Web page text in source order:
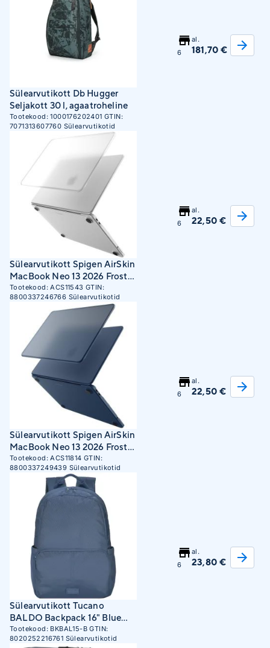
Sülearvutikott Db Hugger
Seljakott 30 l, agaatroheline
Tootekood:1000176202401 GTIN:
7071313607760 Sülearvutikotid
6
al.
181,70 €
Sülearvutikott Spigen AirSkin
MacBook Neo 13 2026 Frost
Clear Hard Shell Case
Tootekood:ACS11543 GTIN:
8800337246766 Sülearvutikotid
6
al.
22,50 €
Sülearvutikott Spigen AirSkin
MacBook Neo 13 2026 Frost
Indigo
Tootekood:ACS11814 GTIN:
8800337249439 Sülearvutikotid
6
al.
22,50 €
Sülearvutikott Tucano
BALDO Backpack 16" Blue
seljakott Sinine
Taaskasutatud
Tootekood: BKBAL15-B GTIN:
8020252216761 Sülearvutikotid
6
al.
23,80 €